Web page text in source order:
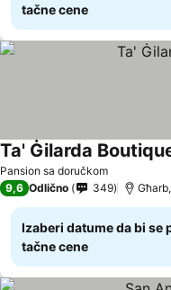
tačne cene
Pansion sa doručkom
Ta' Ġilarda
9,6 Odlično 349
Izaberi datume da bi se
tačne cene